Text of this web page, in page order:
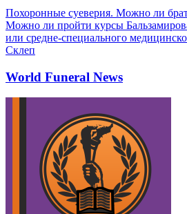
Похоронные суеверия. Можно ли
Можно ли пройти курсы
или средне-специального
Склеп
World Funeral News